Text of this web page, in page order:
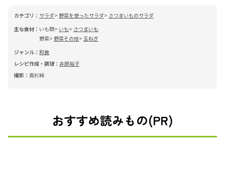
カテゴリ： サラダ 野菜を使ったサラダ
さつまいものサラダ
主な食材： いも類 いも
さつまいも
野菜
野菜その他 玉ねぎ
ジャンル： 和食
レシピ作成・調理： 井原裕子
撮影： 高杉純
おすすめ読みもの(PR)